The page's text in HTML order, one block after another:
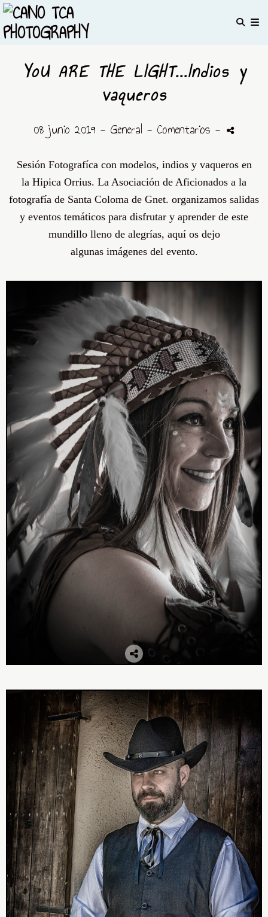
YoU ARE THE LIGHT...Indios y
vaqueros
08 junio 2019 - General - Comentarios -
Sesión Fotografícacon modelos, indios y vaqueros en
la Hipica Orrius. La Asociación de Aficionados a la
fotografía de Santa Coloma de Gnet. organizamos salidas
y eventos temáticos para disfrutar y aprender de este
mundillo lleno de alegrías, aquíos dejo
algunas imágenesdel evento.